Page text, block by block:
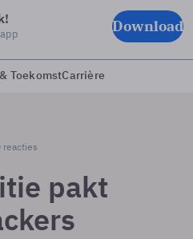
Download
ToekomstCarrière
reacties
pakt